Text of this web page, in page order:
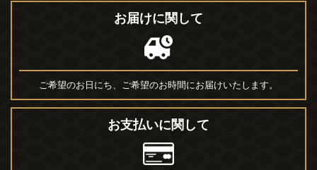
お届けに関して
ご希望のお日にち、ご希望のお時間にお届けいたします。
お支払いに関して